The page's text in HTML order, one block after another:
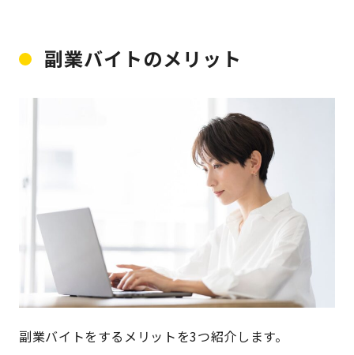
副業バイトのメリット
副業バイトをするメリットを3つ紹介します。